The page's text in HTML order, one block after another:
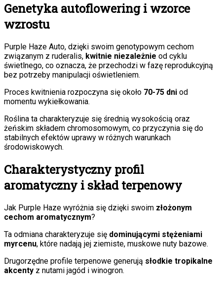
Genetyka autoflowering i wzorce
wzrostu
Purple Haze Auto, dzięki swoim genotypowym cechom
związanym z ruderalis, kwitnie niezależnie od cyklu
świetlnego, co oznacza, że przechodzi w fazę reprodukcyjną
bez potrzeby manipulacji oświetleniem.
Proces kwitnienia rozpoczyna się około 70-75 dni od
momentu wykiełkowania.
Roślina ta charakteryzuje się średnią wysokością oraz
żeńskim składem chromosomowym, co przyczynia się do
stabilnych efektów uprawy w różnych warunkach
środowiskowych.
Charakterystyczny profil
aromatyczny i skład terpenowy
Jak Purple Haze wyróżnia się dzięki swoim złożonym
cechom aromatycznym?
Ta odmiana charakteryzuje się dominującymi stężeniami
myrcenu, które nadają jej ziemiste, muskowe nuty bazowe.
Drugorzędne profile terpenowe generują słodkie tropikalne
akcenty z nutami jagód i winogron.